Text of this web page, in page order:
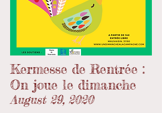
Kermesse de Rentrée :
On joue le dimanche
August 29, 2020